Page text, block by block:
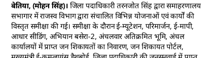
बेतिया, (मोहन सिंह)। जिला पदाधिकारी तरनजोत सिंह द्वारा समाहरणालय
सभागार में राजस्व विभाग द्वारा संचालित विभिन्न योजनाओं एवं कार्यों की
विस्तृत समीक्षा की गई। समीक्षा के दौरान ई-म्यूटेशन, परिमार्जन, ई-मापी,
आधार सीडिंग, अभियान बसेरा-2, अंचलवार अतिक्रमित भूमि, अंचल
कार्यालयों में प्राप्त जन शिकायतों का निवारण, जन शिकायत पोर्टल,